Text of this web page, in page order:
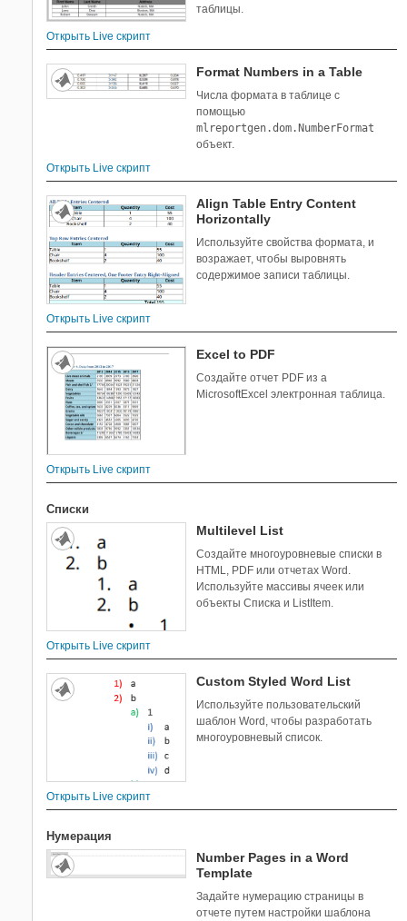
таблицы.
Открыть Live скрипт
Format Numbers in a Table
Числа формата в таблице с
помощью
mlreportgen.dom.NumberFormat
объект.
Открыть Live скрипт
Align Table Entry Content
Horizontally
Используйте свойства формата, и
возражает, чтобы выровнять
содержимое записи таблицы.
Открыть Live скрипт
Excel to PDF
Создайте отчет PDF из a
MicrosoftExcel электронная таблица.
Открыть Live скрипт
Списки
Multilevel List
Создайте многоуровневые списки в
HTML, PDF или отчетах Word.
Используйте массивы ячеек или
объекты Списка и ListItem.
Открыть Live скрипт
Custom Styled Word List
Используйте пользовательский
шаблон Word, чтобы разработать
многоуровневый список.
Открыть Live скрипт
Нумерация
Number Pages in a Word
Template
Задайте нумерацию страницы в
отчете путем настройки шаблона